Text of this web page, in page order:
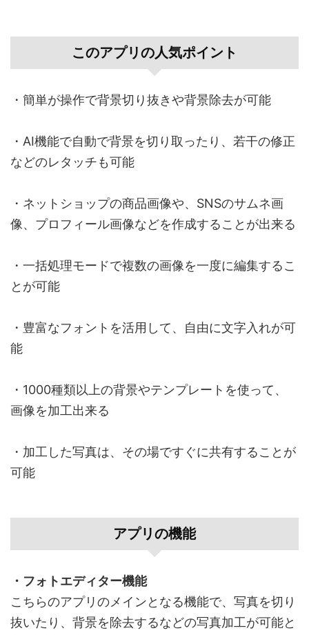
このアプリの人気ポイント
・簡単が操作で背景切り抜きや背景除去が可能
・AI機能で自動で背景を切り取ったり、若干の修正
などのレタッチも可能
・ネットショップの商品画像や、SNSのサムネ画
像、プロフィール画像などを作成することが出来る
・一括処理モードで複数の画像を一度に編集するこ
とが可能
・豊富なフォントを活用して、自由に文字入れが可
能
・1000種類以上の背景やテンプレートを使って、
画像を加工出来る
・加工した写真は、その場ですぐに共有することが
可能
アプリの機能
・フォトエディター機能
こちらのアプリのメインとなる機能で、写真を切り
抜いたり、背景を除去するなどの写真加工が可能と